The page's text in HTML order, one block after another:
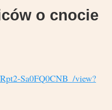
o cnocie
Sa0FQ0CNB_/view?